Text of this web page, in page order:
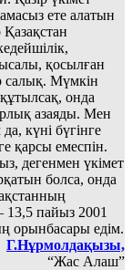
ете алатын
қосылған
салық. Мүм­кiн
онда
азая­ды. Мен
күнi бүгiнге
қарсы емес­пiн.
дегенмен үкiмет
болса, онда
пайыз 2001
орынбасары едiм.
Г.Нұрмолдақызы,
“Жас Алаш”